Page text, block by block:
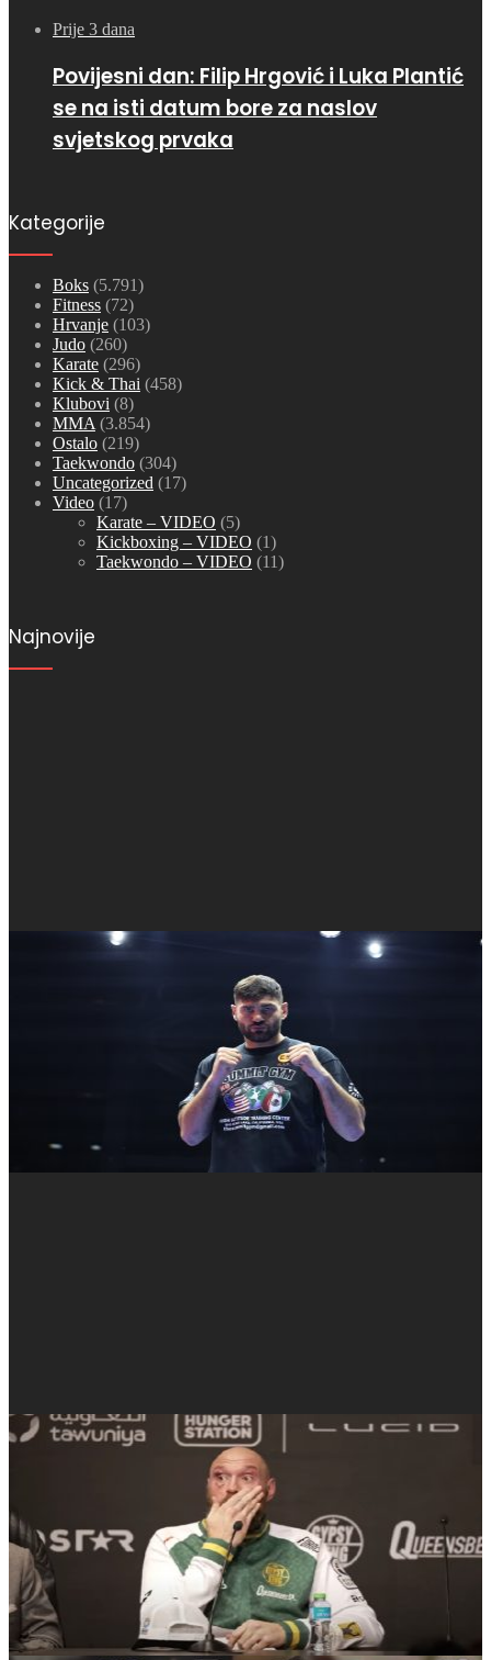
Prije 3 dana
Povijesni dan: Filip Hrgović i Luka Plantić
se na isti datum bore za naslov
svjetskog prvaka
Kategorije
Boks (5.791)
Fitness (72)
Hrvanje (103)
Judo (260)
Karate (296)
Kick & Thai (458)
Klubovi (8)
MMA (3.854)
Ostalo (219)
Taekwondo (304)
Uncategorized (17)
Video (17)
Karate – VIDEO (5)
Kickboxing – VIDEO (1)
Taekwondo – VIDEO (11)
Najnovije